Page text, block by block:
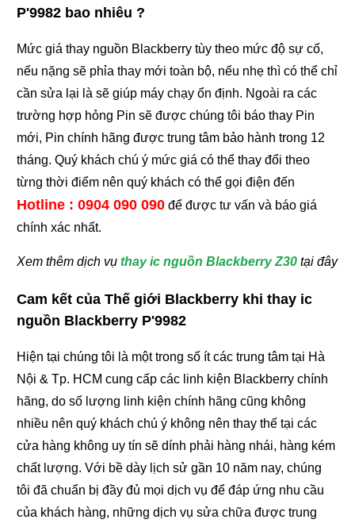
P'9982 bao nhiêu ?
Mức giá thay nguồn Blackberry tùy theo mức độ sự cố,
nếu nặng sẽ phỉa thay mới toàn bộ, nếu nhẹ thì có thể chỉ
cần sửa lại là sẽ giúp máy chạy ổn định. Ngoài ra các
trường hợp hỏng Pin sẽ được chúng tôi báo thay Pin
mới, Pin chính hãng được trung tâm bảo hành trong 12
tháng. Quý khách chú ý mức giá có thể thay đổi theo
từng thời điểm nên quý khách có thể gọi điện đến
Hotline : 0904 090 090 để được tư vấn và báo giá
chính xác nhất.
Xem thêm dịch vụthay ic nguồn Blackberry Z30 tại đây
Cam kết của Thế giới Blackberry khi thay ic
nguồn Blackberry P'9982
Hiện tại chúng tôi là một trong số ít các trung tâm tại Hà
Nội & Tp. HCM cung cấp các linh kiện Blackberry chính
hãng, do số lượng linh kiện chính hãng cũng không
nhiều nên quý khách chú ý không nên thay thế tại các
cửa hàng không uy tín sẽ dính phải hàng nhái, hàng kém
chất lượng. Với bề dày lịch sử gần 10 năm nay, chúng
tôi đã chuẩn bị đầy đủ mọi dịch vụ để đáp ứng nhu cầu
của khách hàng, những dịch vụ sửa chữa được trung